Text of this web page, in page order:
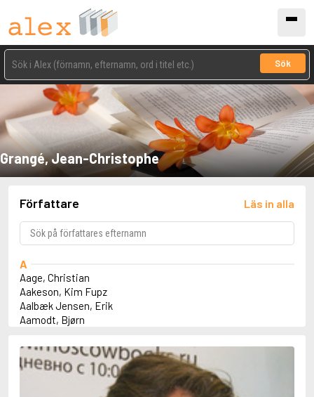
Sök
Grangé, Jean-Christophe
Författare Läs in alla
A
Aage, Christian
Aakeson, Kim Fupz
Aalbæk Jensen, Erik
Aamodt, Bjørn
Abbey, Kieran
Abbot, Anthony
Abbott, John